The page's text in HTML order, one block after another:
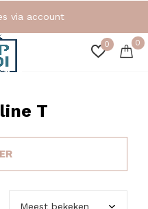
0 0
via account
T